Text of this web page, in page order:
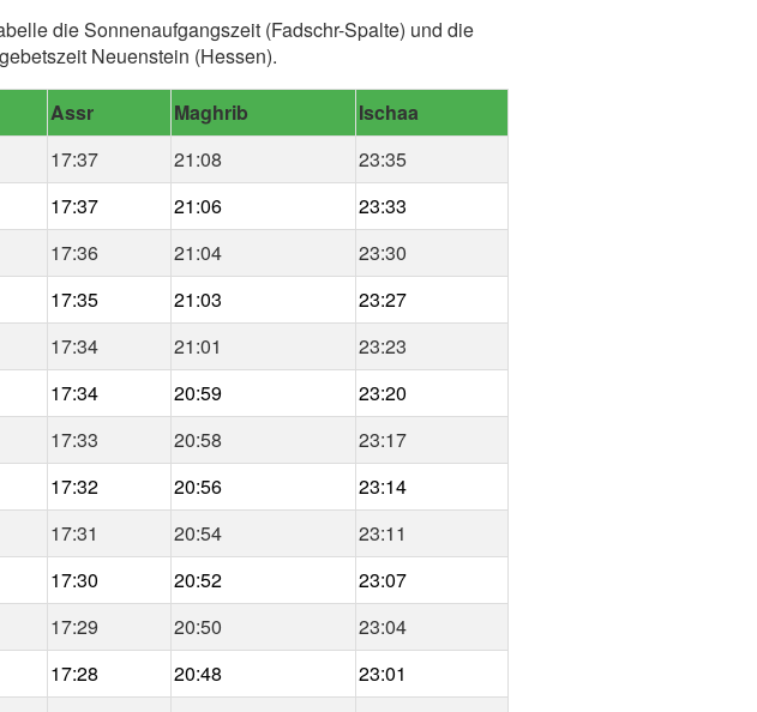
die Sonnenaufgangszeit (Fadschr-Spalte) und die
Neuenstein (Hessen).
Assr Maghrib
Ischaa
17:37 21:08
23:35
17:37 21:06
23:33
17:36 21:04
23:30
17:35 21:03
23:27
17:34 21:01
23:23
17:34 20:59
23:20
17:33 20:58
23:17
17:32 20:56
23:14
17:31 20:54
23:11
17:30 20:52
23:07
17:29 20:50
23:04
17:28 20:48
23:01